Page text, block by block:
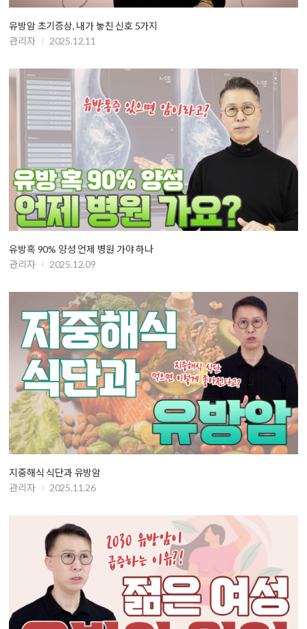
유방암 초기증상, 내가 놓친 신호 5가지
관리자
2025.12.11
유방혹 90% 양성 언제 병원 가야 하나
관리자
2025.12.09
지중해식 식단과 유방암
관리자
2025.11.26